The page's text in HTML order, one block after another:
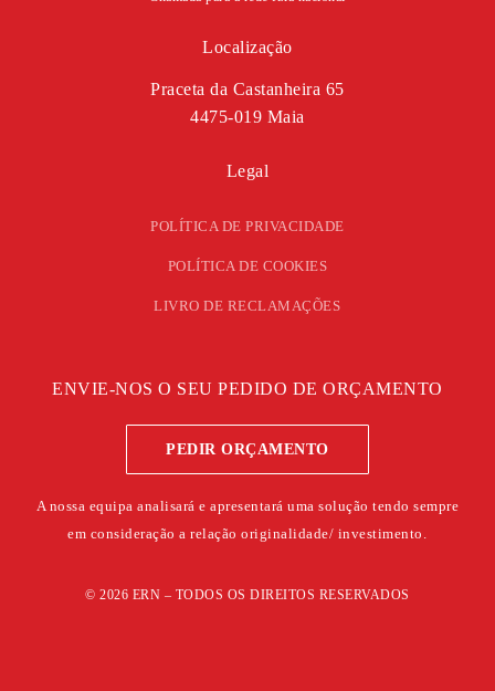
Localização
Praceta da Castanheira 65
4475-019 Maia
Legal
POLÍTICA DE PRIVACIDADE
POLÍTICA DE COOKIES
LIVRO DE RECLAMAÇÕES
ENVIE-NOS O SEU PEDIDO DE ORÇAMENTO
PEDIR ORÇAMENTO
A nossa equipa analisará e apresentará uma solução tendo sempre
em consideração a relação originalidade/ investimento.
©2026 ERN – TODOS OS DIREITOS RESERVADOS